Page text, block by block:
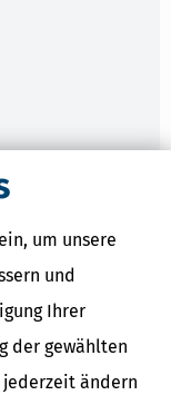
um unsere
und
Ihrer
der gewählten
jederzeit ändern